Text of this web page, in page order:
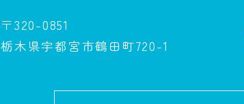
〒320-0851
栃木県宇都宮市鶴田町720-1